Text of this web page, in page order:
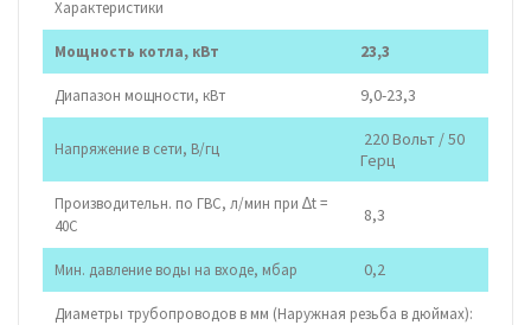
Характеристики
Мощность котла, кВт 23,3
Диапазон мощности, кВт 9,0-23,3
Напряжение в сети, В/гц
220 Вольт / 50
Герц
Производительн. по ГВС, л/мин при ∆t =
40С
8,3
Мин. давление воды на входе, мбар 0,2
Диаметры трубопроводов в мм (Наружная резьба в дюймах):